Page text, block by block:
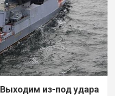
из-под удара